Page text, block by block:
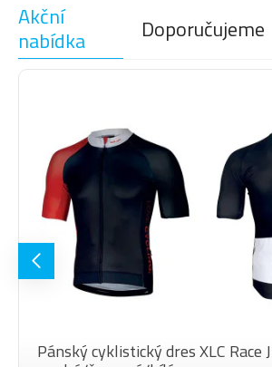
Akční
nabídka Doporučujeme
Pánský cyklistický dres XLC Race